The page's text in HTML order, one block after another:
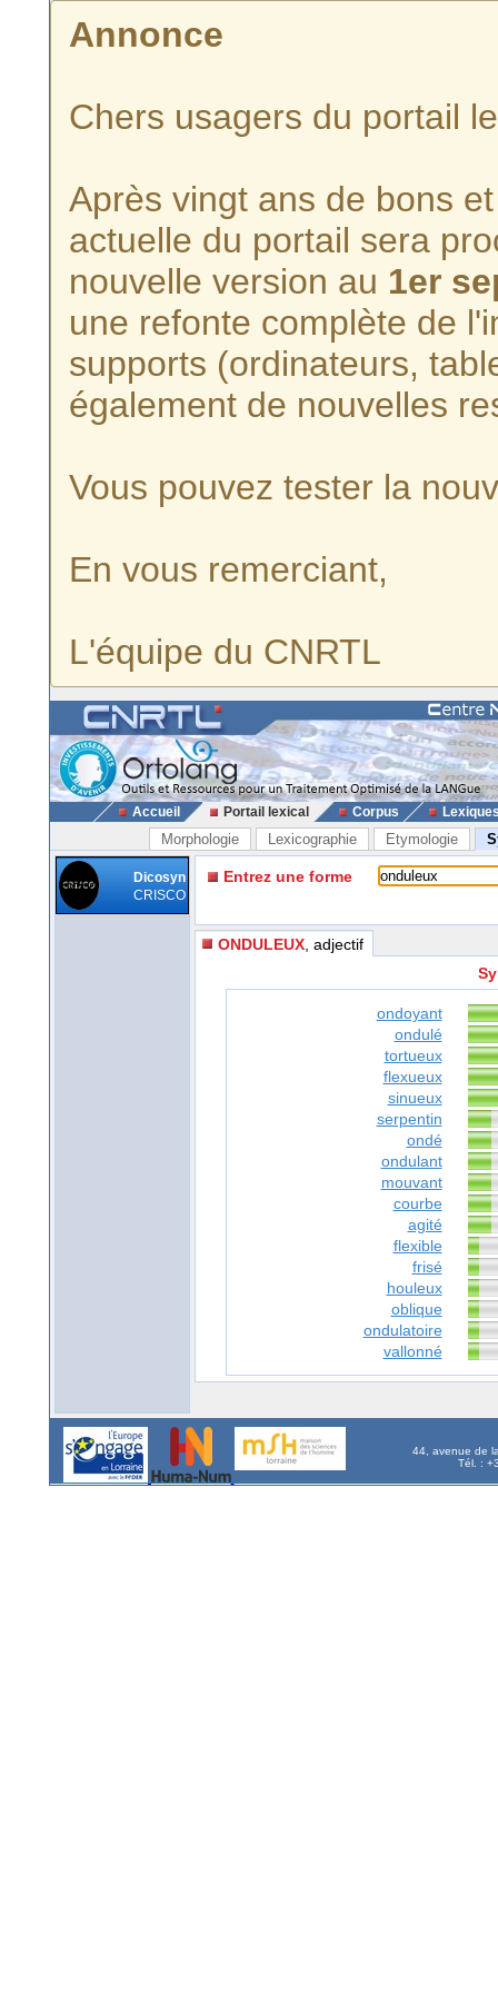
Annonce
Chers usagers du portail
Après vingt ans de bons
actuelle du portail sera
nouvelle version au 1er
une refonte complète de
supports (ordinateurs,
également de nouvelles
Vous pouvez tester la
En vous remerciant,
L'équipe du CNRTL
Accueil Portail lexical Corpus
Morphologie Lexicographie Etymologie
Dicosyn
CRISCO
Entrez une forme
ONDULEUX , adjectif
ondoyant
ondulé
tortueux
flexueux
sinueux
serpentin
ondé
ondulant
mouvant
courbe
agité
flexible
frisé
houleux
oblique
ondulatoire
vallonné
44, avenue de
Tél. :